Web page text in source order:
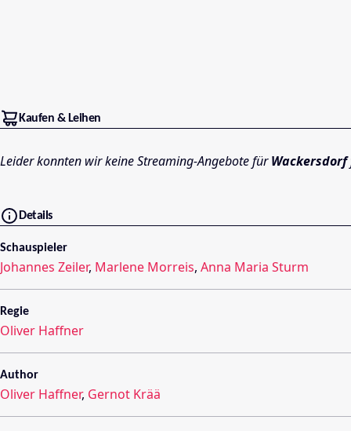
Kaufen & Leihen
Leider konnten wir keine Streaming-Angebote fürWackersdorf
Details
Schauspieler
Johannes Zeiler, Marlene Morreis, Anna Maria Sturm
Regie
Oliver Haffner
Author
Oliver Haffner, Gernot Krää